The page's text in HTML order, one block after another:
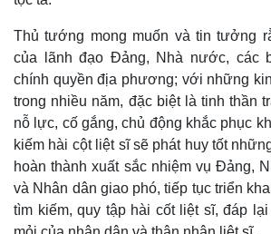
Thủ tướng mong muốn và tin tưởng
của lãnh đạo Đảng, Nhà nước, các
chính quyền địa phương; với những
trong nhiều năm, đặc biệt là tinh thần
nỗ lực, cố gắng, chủ động khắc phục
kiếm hài cột liệt sĩ sẽ phát huy tốt
hoàn thành xuất sắc nhiệm vụ Đảng,
và Nhân dân giao phó, tiếp tục triển
tìm kiếm, quy tập hài cốt liệt sĩ, đáp